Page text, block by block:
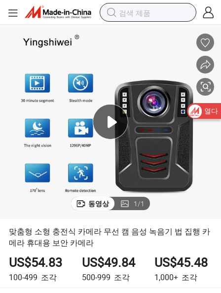
동영상 1/1
맞춤형 소형 충전식 카메라 무선 캠 음성 녹음기 법 집행 카
메라 휴대용 보안 카메라
US$54.83
100-499 조각
US$49.84
500-999 조각
US$45.48
1,000+ 조각
열다